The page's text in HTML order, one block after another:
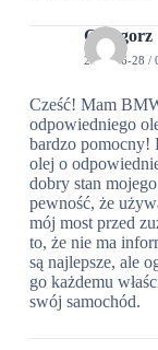
Grzegorz
2024-06-28 /
Cześć! Mam
odpowiedniego
bardzo pomocny!
olej o
dobry stan
pewność, że
mój most przed
to, że nie ma
są najlepsze, ale
go każdemu
swój samochód.